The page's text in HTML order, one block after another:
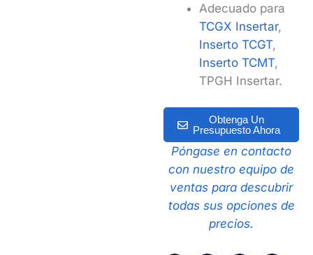
Adecuado para
TCGX Insertar,
Inserto TCGT,
Inserto TCMT,
TPGH Insertar.
Obtenga Un
Presupuesto Ahora
Póngase en contacto
con nuestro equipo de
ventas para descubrir
todas sus opciones de
precios.